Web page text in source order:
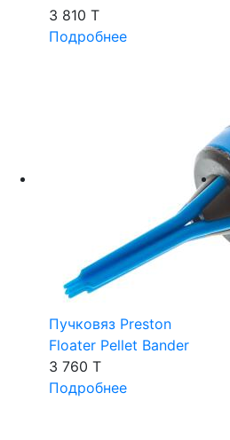
3 810 T
Подробнее
Пучковяз Preston
Floater Pellet Bander
3 760 T
Подробнее